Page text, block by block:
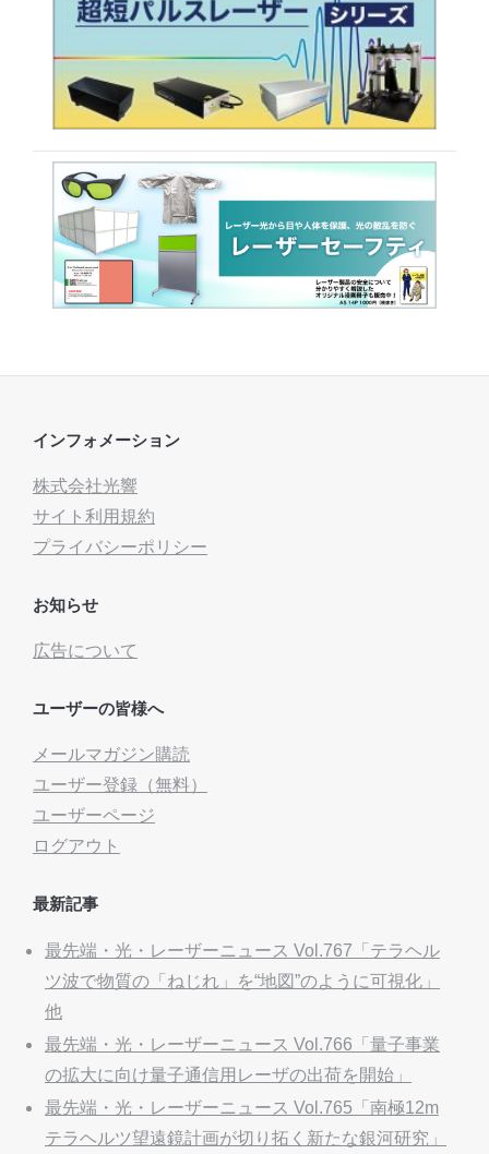
インフォメーション
株式会社光響
サイト利用規約
プライバシーポリシー
お知らせ
広告について
ユーザーの皆様へ
メールマガジン購読
ユーザー登録（無料）
ユーザーページ
ログアウト
最新記事
最先端・光・レーザーニュース Vol.767「テラヘル
ツ波で物質の「ねじれ」を“地図”のように可視化」
他
最先端・光・レーザーニュース Vol.766「量子事業
の拡大に向け量子通信用レーザの出荷を開始」
最先端・光・レーザーニュース Vol.765「南極12m
テラヘルツ望遠鏡計画が切り拓く新たな銀河研究」